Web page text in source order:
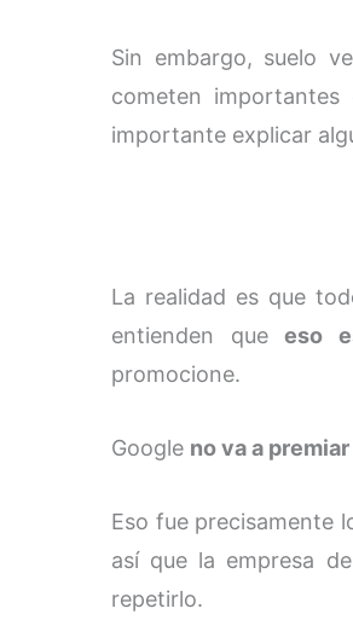
Sin embargo, suelo
cometen importantes
importante explicar
La realidad es que
entienden que eso
promocione.
Google no va a
Eso fue precisamente
así que la empresa de
repetirlo.